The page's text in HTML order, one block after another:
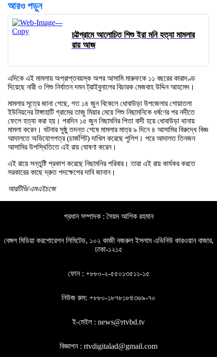
আরও পড়ুন
চট্টগ্রামে আলোচিত শিশু ইরা মনি হত্যা মামলার
রায় আজ
এদিকে এই মামলায় অপ্রাপ্তবয়স্ক অপর আসামি মারুফকে ১১ বছরের কারাদণ্ড
দিয়েছে নারী ও শিশু নির্যাতন দমন ট্রাইবুনালের বিচারক মেজবাহ উদ্দিন আহমেদ।
মামলার সূত্রে জানা গেছে, গত ১৪ জুন বিকেলে ধোবাউড়া উপজেলার গোয়াতলা
ইউনিয়নের টাঙ্গাহাটি গ্রামের তাজু মিয়ার মেয়ে শিশু নিছামনিকে ধর্ষণের পর নদীতে
ফেলে হত্যা করা হয়। পরদিন ১৫ জুন নিছামনির পিতা বাদী হয়ে ধোবাউড়া থানায়
মামলা করেন। ঘটনার সুষ্ঠু তদন্ত শেষে মামলার মাত্র ৯ দিনে ৪ আসামির বিরুদ্ধে বিজ্ঞ
আদালতে অভিযোগপত্র (চার্জশিট) দাখিল করেছে পুলিশ। পরে আদালত তিনজন
আসামির উপস্থিতিতে এই রায় ঘোষণা করেন।
এই রায়ে সন্তুষ্টি প্রকাশ করেছে নিছামনির পরিবার। তারা এই রায় কার্যকর করতে
সরকারের কাছে দ্রুত পদক্ষেপের দাবি জানান।
আরটিভি/এমএইচজে
প্রধান সম্পাদক : সৈয়দ আশিক রহমান
বেঙ্গল মিডিয়া করপোরেশন লিমিটেড, ১০২ কাজী নজরুল ইসলাম এভিনিউ কারওয়ান বাজার,
ঢাকা-১২১৫
ফোন : +৮৮০-২-৫৫০১৩৫১১-১৫
নিউজ রুম: +৮৮০-১৮৭৮১৮৪৩৬৯-৭০
ই-মেইল : news@rtvbd.tv
বিজ্ঞাপন : rtvdigitalad@gmail.com